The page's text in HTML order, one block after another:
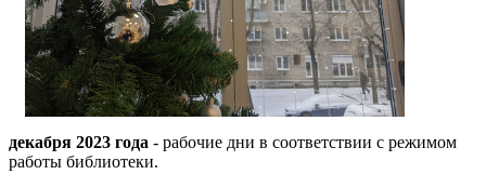
декабря 2023 года - рабочие дни в соответствии с режимом
работы библиотеки.